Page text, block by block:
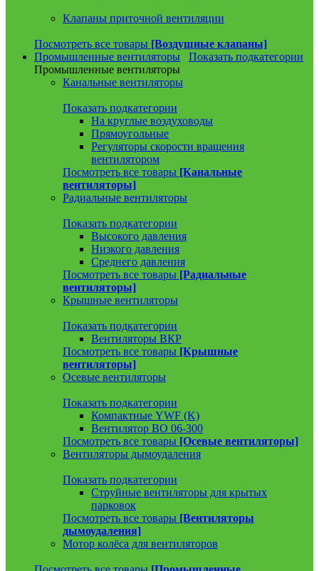
Клапаны приточной вентиляции
Посмотреть все товары [Воздушные клапаны]
Промышленные вентиляторы
Показать подкатегории
Промышленные вентиляторы
Канальные вентиляторы
Показать подкатегории
На круглые воздуховоды
Прямоугольные
Регуляторы скорости вращения
вентилятором
Посмотреть все товары [Канальные
вентиляторы]
Радиальные вентиляторы
Показать подкатегории
Высокого давления
Низкого давления
Среднего давления
Посмотреть все товары [Радиальные
вентиляторы]
Крышные вентиляторы
Показать подкатегории
Вентиляторы ВКР
Посмотреть все товары [Крышные
вентиляторы]
Осевые вентиляторы
Показать подкатегории
Компактные YWF (K)
Вентилятор ВО 06-300
Посмотреть все товары [Осевые вентиляторы]
Вентиляторы дымоудаления
Показать подкатегории
Струйные вентиляторы для крытых
парковок
Посмотреть все товары [Вентиляторы
дымоудаления]
Мотор колёса для вентиляторов